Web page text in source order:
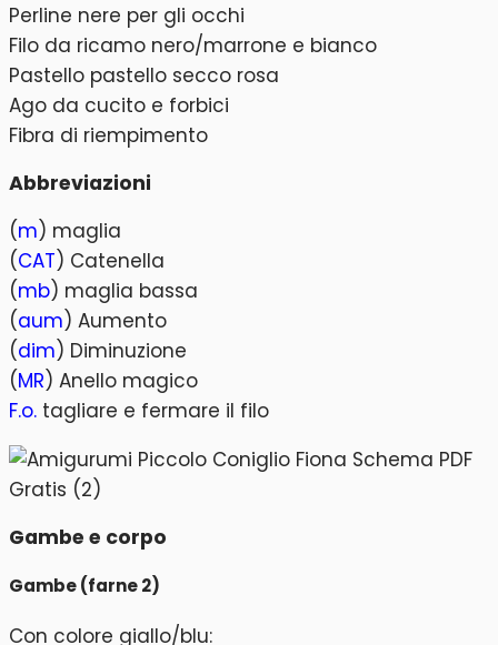
Perline nere per gli occhi
Filo da ricamo nero/marrone e bianco
Pastello pastello secco rosa
Ago da cucito e forbici
Fibra di riempimento
Abbreviazioni
(m) maglia
(CAT) Catenella
(mb) maglia bassa
(aum) Aumento
(dim) Diminuzione
(MR) Anello magico
F.o. tagliare e fermare il filo
Gambe e corpo
Gambe (farne 2)
Con colore giallo/blu: